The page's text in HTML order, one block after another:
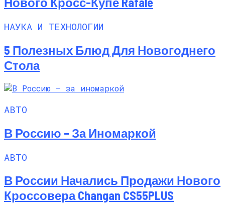
НАУКА И ТЕХНОЛОГИИ
5 Полезных Блюд Для Новогоднего
Стола
АВТО
В Россию – За Иномаркой
АВТО
В России Начались Продажи Нового
Кроссовера Changan CS55PLUS